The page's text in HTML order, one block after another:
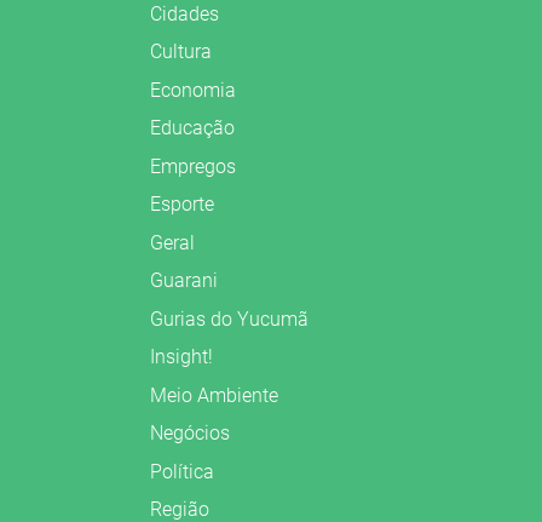
Cidades
Cultura
Economia
Educação
Empregos
Esporte
Geral
Guarani
Gurias do Yucumã
Insight!
Meio Ambiente
Negócios
Política
Região